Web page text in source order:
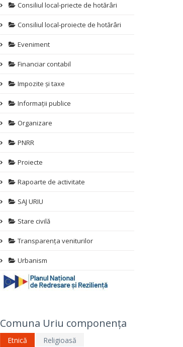
Consiliul local-priecte de hotărâri
Consiliul local-proiecte de hotărâri
Eveniment
Financiar contabil
Impozite și taxe
Informații publice
Organizare
PNRR
Proiecte
Rapoarte de activitate
SAJ URIU
Stare civilă
Transparența veniturilor
Urbanism
Comuna Uriu componența
Etnică Religioasă